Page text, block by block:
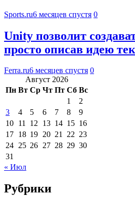
Sports.ru6 месяцев спустя 0
Unity позволит
просто описав идею
Ferra.ru6 месяцев спустя 0
Август 2026
Пн Вт Ср Чт Пт Сб Вс
1
2
3
4 5 6 7 8
9
10 11 12 13 14 15 16
17 18 19 20 21 22 23
24 25 26 27 28 29 30
31
« Июл
Рубрики